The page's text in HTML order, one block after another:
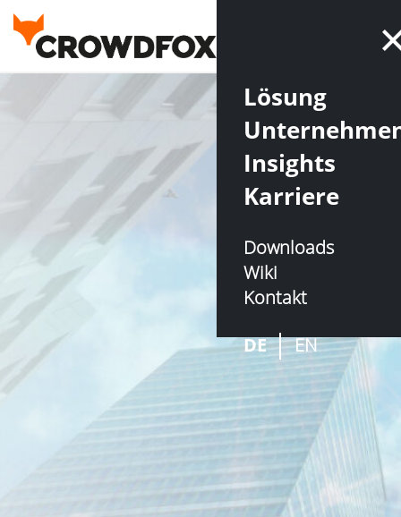
Lösung
Insights
Karriere
Downloads
Wiki
Kontakt
DE
EN